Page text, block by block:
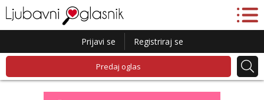
Prijavi se Registriraj se
Predaj oglas